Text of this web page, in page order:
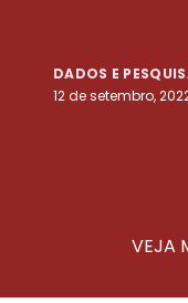
DADOS E
12 de setembro,
VEJA